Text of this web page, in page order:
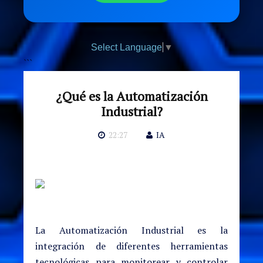
Select Language ▼
```
¿Qué es la Automatización
Industrial?
22:27 IA
La Automatización Industrial es la
integración de diferentes herramientas